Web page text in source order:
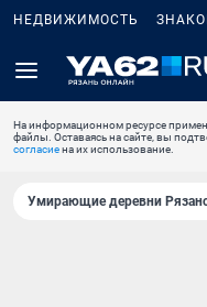
НЕДВИЖИМОСТЬ
На информационном ресурсе
файлы. Оставаясь на сайте, вы
согласиена их использование.
Умирающие деревни